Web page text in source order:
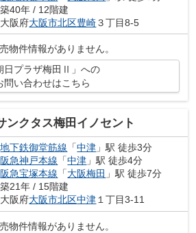
築40年 / 12階建
大阪府大阪市北区豊崎３丁目8-5
物件情報がありません。
日プラザ梅田Ⅱ」への
問い合わせはこちら
ンクタス梅田イノセント
地下鉄御堂筋線 「中津 」駅 徒歩3分
阪急神戸本線 「中津 」駅 徒歩4分
阪急宝塚本線 「大阪梅田 」駅 徒歩7分
築21年 / 15階建
大阪府大阪市北区中津１丁目3-11
物件情報がありません。